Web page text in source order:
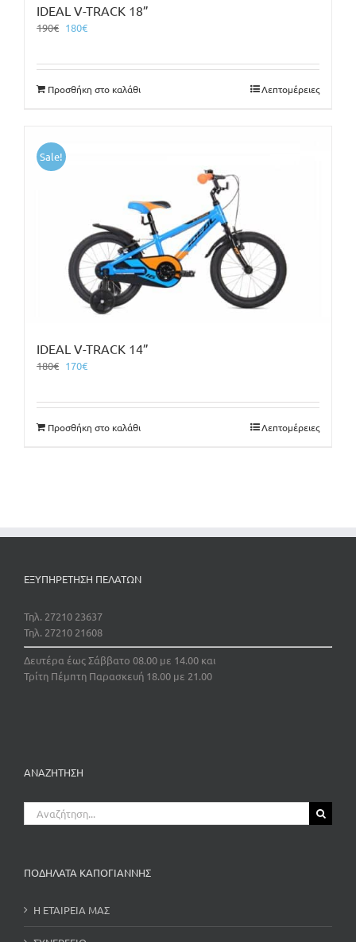
IDEAL V-TRACK 18”
190€ Original
190€.
180€Η
είναι:
180€.
Προσθήκη στο καλάθι Λεπτομέρειες
Sale!
IDEAL V-TRACK 14”
180€ Original
180€.
170€Η
είναι:
170€.
Προσθήκη στο καλάθι Λεπτομέρειες
ΕΞΥΠΗΡΕΤΗΣΗ ΠΕΛΑΤΩΝ
Τηλ. 27210 23637
Τηλ. 27210 21608
Δευτέρα έως Σάββατο 08.00 με 14.00 και
Τρίτη Πέμπτη Παρασκευή 18.00 με 21.00
ΑΝΑΖΗΤΗΣΗ
Αναζήτηση
για:
ΠΟΔΗΛΑΤΑ ΚΑΠΟΓΙΑΝΝΗΣ
Η ΕΤΑΙΡΕΙΑ ΜΑΣ